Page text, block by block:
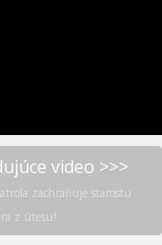
video >>>
zachraňuje starostu
z útesu!